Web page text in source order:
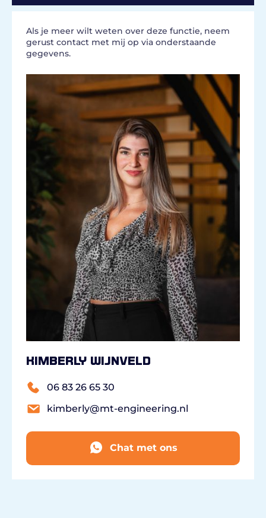
Als je meer wilt weten over deze functie, neem
gerust contact met mij op via onderstaande
gegevens.
Kimberly Wijnveld
06 83 26 65 30
kimberly@mt-engineering.nl
Chat met ons